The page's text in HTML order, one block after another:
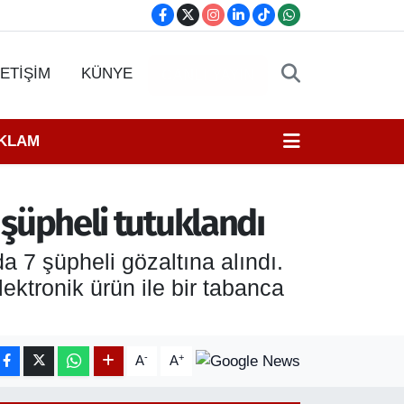
KÜNYE
şüpheli tutuklandı
7 şüpheli gözaltına alındı.
ürün ile bir tabanca
A- A+